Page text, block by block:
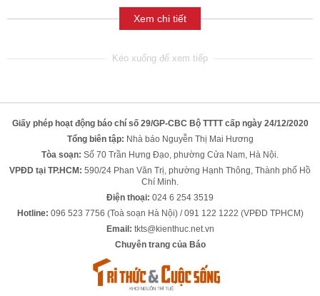
Xem chi tiết
Giấy phép hoạt động báo chí số 29/GP-CBC Bộ TTTT cấp ngày 24/12/2020
Tổng biên tập: Nhà báo Nguyễn Thị Mai Hương
Tòa soạn: Số 70 Trần Hưng Đạo, phường Cửa Nam, Hà Nội.
VPĐD tại TP.HCM: 590/24 Phan Văn Trị, phường Hạnh Thông, Thành phố Hồ
Chí Minh.
Điện thoại: 024 6 254 3519
Hotline: 096 523 7756 (Toà soạn Hà Nội) / 091 122 1222 (VPĐD TPHCM)
Email: tkts@kienthuc.net.vn
Chuyên trang của Báo